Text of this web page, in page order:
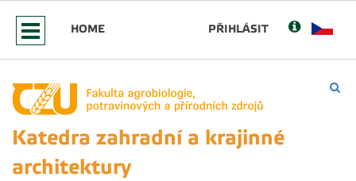
HOME PŘIHLÁSIT
Katedra zahradní a krajinné
architektury